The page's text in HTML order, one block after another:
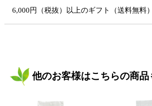
6,000円（税抜）以上のギフト（送料無料）
他のお客様はこちらの商